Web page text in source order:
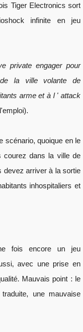
Tiger Electronics sort
infinite en jeu
private engager pour
la ville volante de
arme et à l ' attack
scénario, quoique en le
courez dans la ville de
devez arriver à la sortie
inhospitaliers et
fois encore un jeu
avec une prise en
Mauvais point : le
une mauvaise